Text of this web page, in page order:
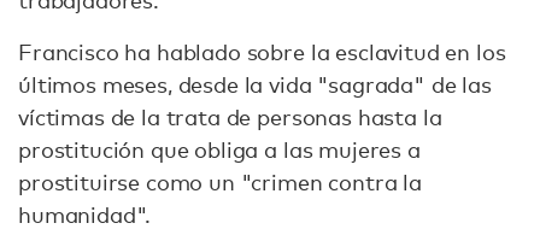
Francisco ha hablado sobre la esclavitud en los
últimos meses, desde la vida "sagrada" de las
víctimas de la trata de personas hasta la
prostitución que obliga a las mujeres a
prostituirse como un "crimen contra la
humanidad".